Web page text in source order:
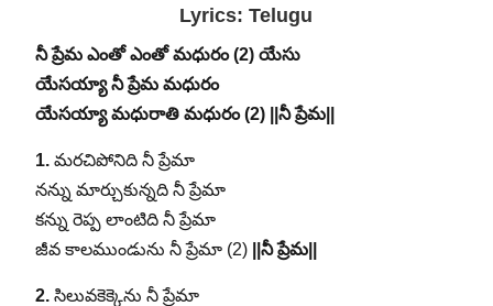
Lyrics: Telugu
నీ ప్రేమ ఎంతో ఎంతో మధురం (2) యేసు
యేసయ్యా నీ ప్రేమ మధురం
యేసయ్యా మధురాతి మధురం (2)
||నీ ప్రేమ||
1. మరచిపోనిది నీ ప్రేమా
నన్ను మార్చుకున్నది నీ ప్రేమా
కన్ను రెప్ప లాంటిది నీ ప్రేమా
జీవ కాలముండును నీ ప్రేమా (2)
||నీ ప్రేమ||
2. సిలువకెక్కెను నీ ప్రేమా